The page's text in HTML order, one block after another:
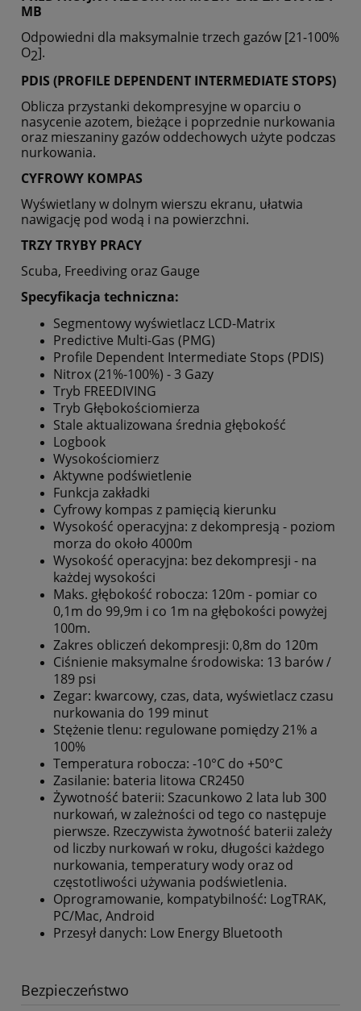
MB
Odpowiedni dla maksymalnie trzech gazów [21-100%
O2].
PDIS (PROFILE DEPENDENT INTERMEDIATE STOPS)
Oblicza przystanki dekompresyjne w oparciu o
nasycenie azotem, bieżące i poprzednie nurkowania
oraz mieszaniny gazów oddechowych użyte podczas
nurkowania.
CYFROWY KOMPAS
Wyświetlany w dolnym wierszu ekranu, ułatwia
nawigację pod wodą i na powierzchni.
TRZY TRYBY PRACY
Scuba, Freediving oraz Gauge
Specyfikacja techniczna:
Segmentowy wyświetlacz LCD-Matrix
Predictive Multi-Gas (PMG)
Profile Dependent Intermediate Stops (PDIS)
Nitrox (21%-100%) - 3 Gazy
Tryb FREEDIVING
Tryb Głębokościomierza
Stale aktualizowana średnia głębokość
Logbook
Wysokościomierz
Aktywne podświetlenie
Funkcja zakładki
Cyfrowy kompas z pamięcią kierunku
Wysokość operacyjna: z dekompresją - poziom
morza do około 4000m
Wysokość operacyjna: bez dekompresji - na
każdej wysokości
Maks. głębokość robocza: 120m - pomiar co
0,1m do 99,9m i co 1m na głębokości powyżej
100m.
Zakres obliczeń dekompresji: 0,8m do 120m
Ciśnienie maksymalne środowiska: 13 barów /
189 psi
Zegar: kwarcowy, czas, data, wyświetlacz czasu
nurkowania do 199 minut
Stężenie tlenu: regulowane pomiędzy 21% a
100%
Temperatura robocza: -10°C do +50°C
Zasilanie: bateria litowa CR2450
Żywotność baterii: Szacunkowo 2 lata lub 300
nurkowań, w zależności od tego co następuje
pierwsze. Rzeczywista żywotność baterii zależy
od liczby nurkowań w roku, długości każdego
nurkowania, temperatury wody oraz od
częstotliwości używania podświetlenia.
Oprogramowanie, kompatybilność: LogTRAK,
PC/Mac, Android
Przesył danych: Low Energy Bluetooth
Bezpieczeństwo